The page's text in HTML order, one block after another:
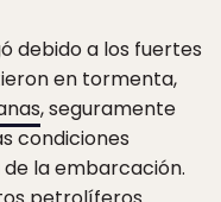
debido a los fuertes
en tormenta,
, seguramente
condiciones
la embarcación.